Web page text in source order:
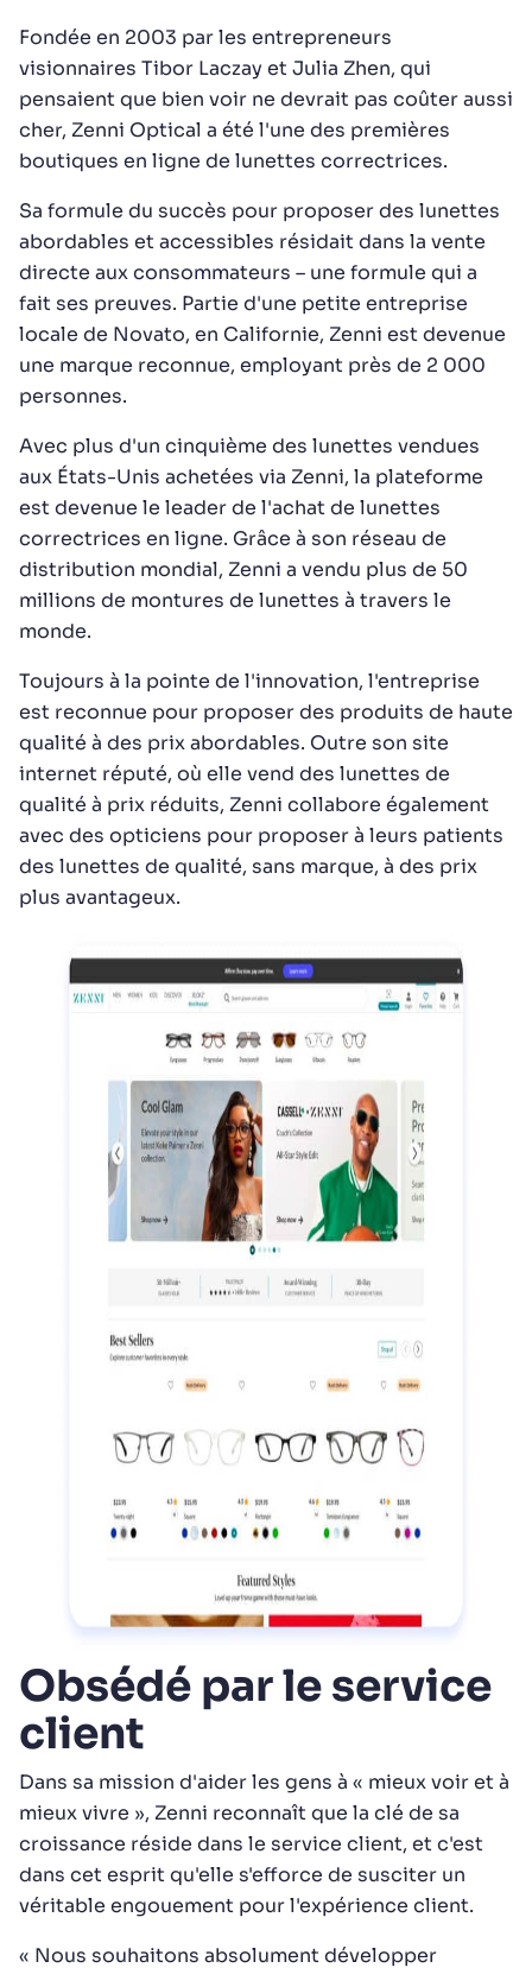
Fondée en 2003 par les entrepreneurs
visionnaires Tibor Laczay et Julia Zhen, qui
pensaient que bien voir ne devrait pas coûter aussi
cher, Zenni Optical a été l'une des premières
boutiques en ligne de lunettes correctrices.
Sa formule du succès pour proposer des lunettes
abordables et accessibles résidait dans la vente
directe aux consommateurs – une formule qui a
fait ses preuves. Partie d'une petite entreprise
locale de Novato, en Californie, Zenni est devenue
une marque reconnue, employant près de 2 000
personnes.
Avec plus d'un cinquième des lunettes vendues
aux États-Unis achetées via Zenni, la plateforme
est devenue le leader de l'achat de lunettes
correctrices en ligne. Grâce à son réseau de
distribution mondial, Zenni a vendu plus de 50
millions de montures de lunettes à travers le
monde.
Toujours à la pointe de l'innovation, l'entreprise
est reconnue pour proposer des produits de haute
qualité à des prix abordables. Outre son site
internet réputé, où elle vend des lunettes de
qualité à prix réduits, Zenni collabore également
avec des opticiens pour proposer à leurs patients
des lunettes de qualité, sans marque, à des prix
plus avantageux.
Obsédé par le service
client
Dans sa mission d'aider les gens à « mieux voir et à
mieux vivre », Zenni reconnaît que la clé de sa
croissance réside dans le service client, et c'est
dans cet esprit qu'elle s'efforce de susciter un
véritable engouement pour l'expérience client.
« Nous souhaitons absolument développer